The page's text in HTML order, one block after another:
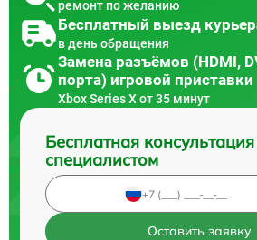
ремонт по желанию
Бесплатный выезд
в день обращения
Замена разъёмов (HDMI,
порта) игровой приставки
Xbox Series X от 35 минут
Бесплатная
специалистом
Оставить заявку